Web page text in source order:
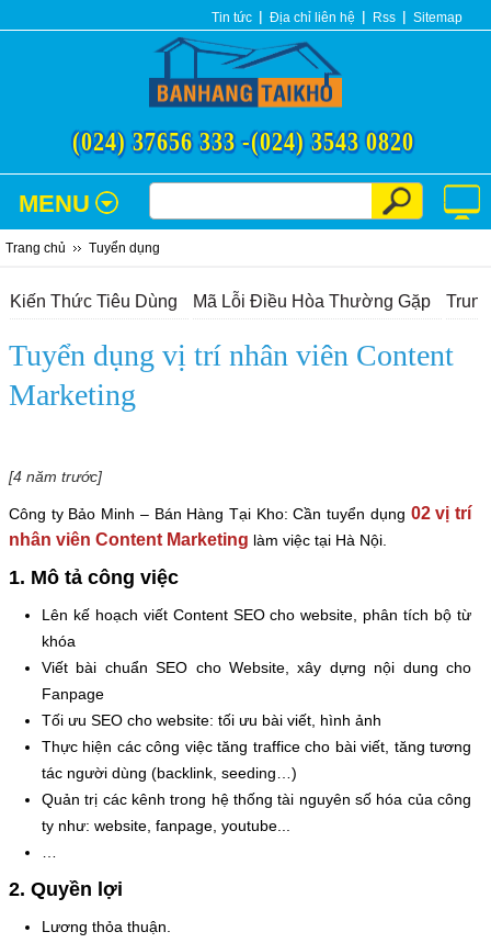
Tin tức Địa chỉ liên hệ Rss Sitemap
(024) 37656 333 -(024) 3543 0820
MENU
Trang chủ Tuyển dụng
Kiến Thức Tiêu Dùng Mã Lỗi Điều Hòa Thường Gặp
Tuyển dụng vị trí nhân viên Content
Marketing
[4 năm trước]
Công ty Bảo Minh – Bán Hàng Tại Kho: Cần tuyển dụng 02 vị trí
nhân viên Content Marketing làm việc tại Hà Nội.
1. Mô tả công việc
Lên kế hoạch viết Content SEO cho website, phân tích bộ từ
khóa
Viết bài chuẩn SEO cho Website, xây dựng nội dung cho
Fanpage
Tối ưu SEO cho website: tối ưu bài viết, hình ảnh
Thực hiện các công việc tăng traffice cho bài viết, tăng tương
tác người dùng (backlink, seeding…)
Quản trị các kênh trong hệ thống tài nguyên số hóa của công
ty như: website, fanpage, youtube...
2. Quyền lợi
Lương thỏa thuận.